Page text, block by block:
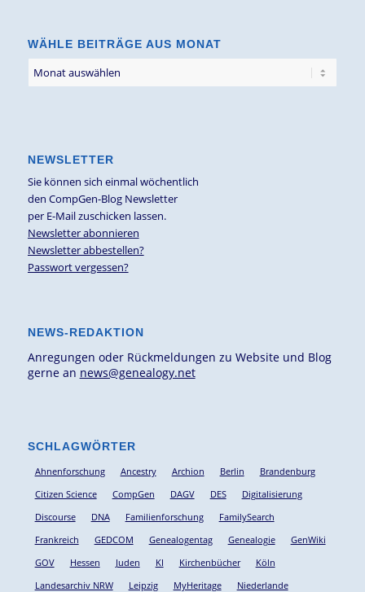
WÄHLE BEITRÄGE AUS MONAT
NEWSLETTER
Sie können sich einmal wöchentlich
den CompGen-Blog Newsletter
per E-Mail zuschicken lassen.
Newsletter abonnieren
Newsletter abbestellen?
Passwort vergessen?
NEWS-REDAKTION
Anregungen oder Rückmeldungen zu Website und Blog
gerne an news@genealogy.net
SCHLAGWÖRTER
Ahnenforschung Ancestry Archion Berlin
Brandenburg
Citizen Science
CompGen DAGV DES
Digitalisierung
Discourse
DNA Familienforschung
FamilySearch
Frankreich
GEDCOM Genealogentag Genealogie
GenWiki
GOV
Hessen Juden KI Kirchenbücher
Köln
Landesarchiv NRW
Leipzig MyHeritage
Niederlande